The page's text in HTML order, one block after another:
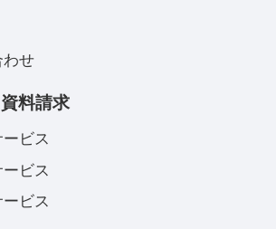
わせ
料請求
ビス
ビス
ビス